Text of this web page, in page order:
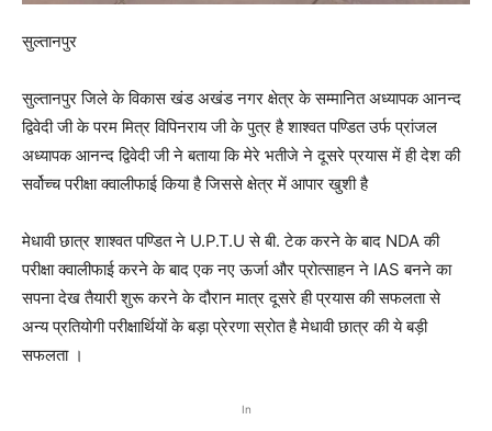
सुल्तानपुर
सुल्तानपुर जिले के विकास खंड अखंड नगर क्षेत्र के सम्मानित अध्यापक आनन्द
द्विवेदी जी के परम मित्र विपिनराय जी के पुत्र है शाश्वत पण्डित उर्फ प्रांजल
अध्यापक आनन्द द्विवेदी जी ने बताया कि मेरे भतीजे ने दूसरे प्रयास में ही देश की
सर्वोच्च परीक्षा क्वालीफाई किया है जिससे क्षेत्र में आपार खुशी है
मेधावी छात्र शाश्वत पण्डित ने U.P.T.U से बी. टेक करने के बाद NDA की
परीक्षा क्वालीफाई करने के बाद एक नए ऊर्जा और प्रोत्साहन ने IAS बनने का
सपना देख तैयारी शुरू करने के दौरान मात्र दूसरे ही प्रयास की सफलता से
अन्य प्रतियोगी परीक्षार्थियों के बड़ा प्रेरणा स्रोत है मेधावी छात्र की ये बड़ी
सफलता ।
In